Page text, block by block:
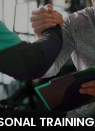
TRAINING